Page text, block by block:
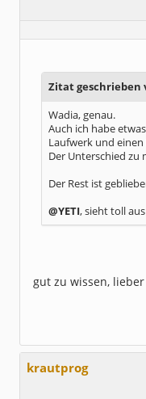
Zitat geschrieben
Wadia, genau.
Auch ich habe
Laufwerk und
Der Unterschied zu
Der Rest ist
@YETI, sieht toll
gut zu wissen,
krautprog